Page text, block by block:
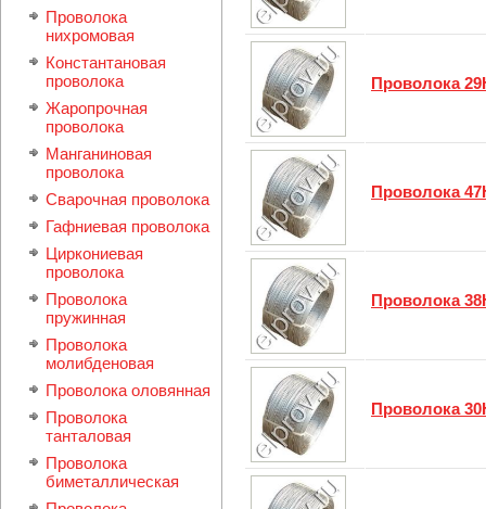
Проволока
нихромовая
Константановая
проволока
Жаропрочная
проволока
Манганиновая
проволока
Сварочная проволока
Гафниевая проволока
Циркониевая
проволока
Проволока
пружинная
Проволока
молибденовая
Проволока оловянная
Проволока
танталовая
Проволока
биметаллическая
Проволока
Проволока
Проволока
Проволока